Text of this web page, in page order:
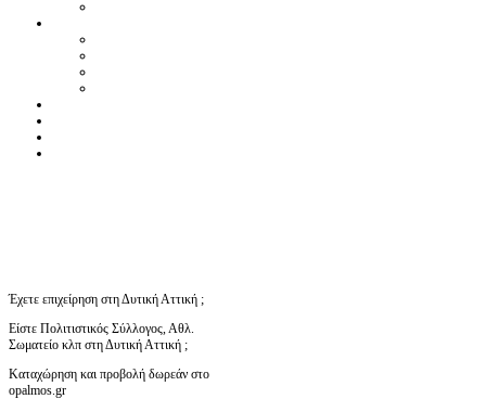
Έχετε επιχείρηση στη Δυτική Αττική ;
Είστε Πολιτιστικός Σύλλογος, Αθλ.
Σωματείο κλπ στη Δυτική Αττική ;
Καταχώρηση και προβολή δωρεάν στο
opalmos.gr